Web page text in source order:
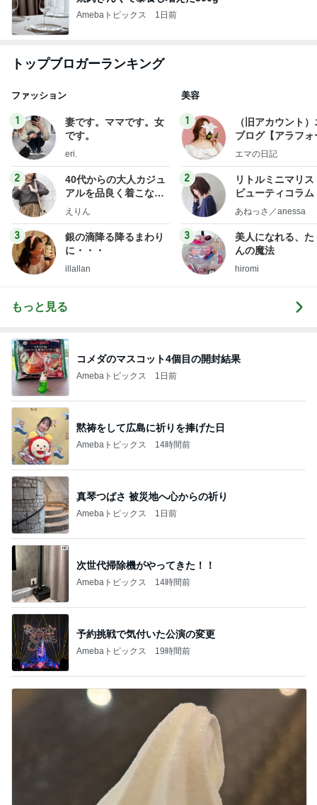
Amebaトピックス 1日前
トップブロガーランキング
ファッション
1
妻です。ママです。女
です。
eri.
2
40代からの大人カジュ
アルを品良く着こなす
ファッションブログ
えりん
3
銀の滴降る降るまわり
に・・・
illallan
美容
1
（旧アカウント
ブログ【アラフォ
社売却セカンドラ
エマの日記
2
リトルミニマリス
ビューティコラ
little
あねっさ／anessa
3
美人になれる、た
んの魔法
hiromi
もっと見る
コメダのマスコット4個目の開封結果
Amebaトピックス 1日前
黙祷をして広島に祈りを捧げた日
Amebaトピックス 14時間前
真琴つばさ 被災地へ心からの祈り
Amebaトピックス 1日前
次世代掃除機がやってきた！！
Amebaトピックス 14時間前
予約挑戦で気付いた公演の変更
Amebaトピックス 19時間前